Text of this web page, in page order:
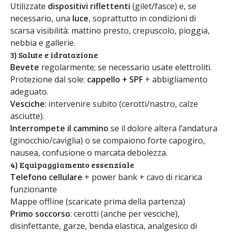
Utilizzate dispositivi riflettenti (gilet/fasce) e, se
necessario, una luce, soprattutto in condizioni di
scarsa visibilità: mattino presto, crepuscolo, pioggia,
nebbia e gallerie.
3) Salute e idratazione
Bevete regolarmente; se necessario usate elettroliti.
Protezione dal sole: cappello + SPF + abbigliamento
adeguato.
Vesciche: intervenire subito (cerotti/nastro, calze
asciutte).
Interrompete il cammino se il dolore altera l’andatura
(ginocchio/caviglia) o se compaiono forte capogiro,
nausea, confusione o marcata debolezza.
4) Equipaggiamento essenziale
Telefono cellulare + power bank + cavo di ricarica
funzionante
Mappe offline (scaricate prima della partenza)
Primo soccorso: cerotti (anche per vesciche),
disinfettante, garze, benda elastica, analgesico di